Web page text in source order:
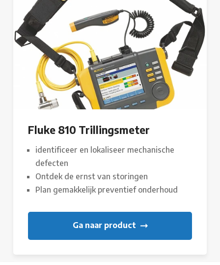
Fluke 810 Trillingsmeter
identificeer en lokaliseer mechanische
defecten
Ontdek de ernst van storingen
Plan gemakkelijk preventief onderhoud
Ga naar product